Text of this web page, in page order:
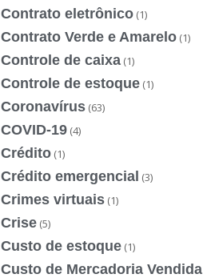
Contrato eletrônico (1)
Contrato Verde e Amarelo (1)
Controle de caixa (1)
Controle de estoque (1)
Coronavírus (63)
COVID-19 (4)
Crédito (1)
Crédito emergencial (3)
Crimes virtuais (1)
Crise (5)
Custo de estoque (1)
Custo de Mercadoria Vendida